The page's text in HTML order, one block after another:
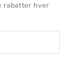
rabatter hver